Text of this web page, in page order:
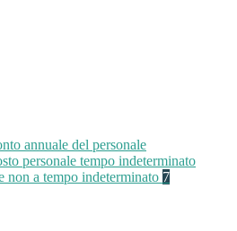
annuale del personale
personale tempo indeterminato
non a tempo indeterminato 7